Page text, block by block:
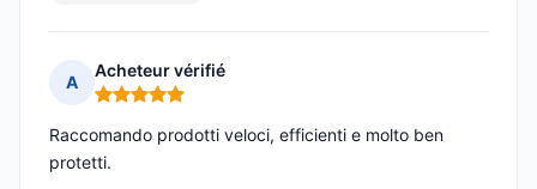
A
Acheteur vérifié
Nota: 5 su 5
Raccomando prodotti veloci, efficienti e molto ben
protetti.